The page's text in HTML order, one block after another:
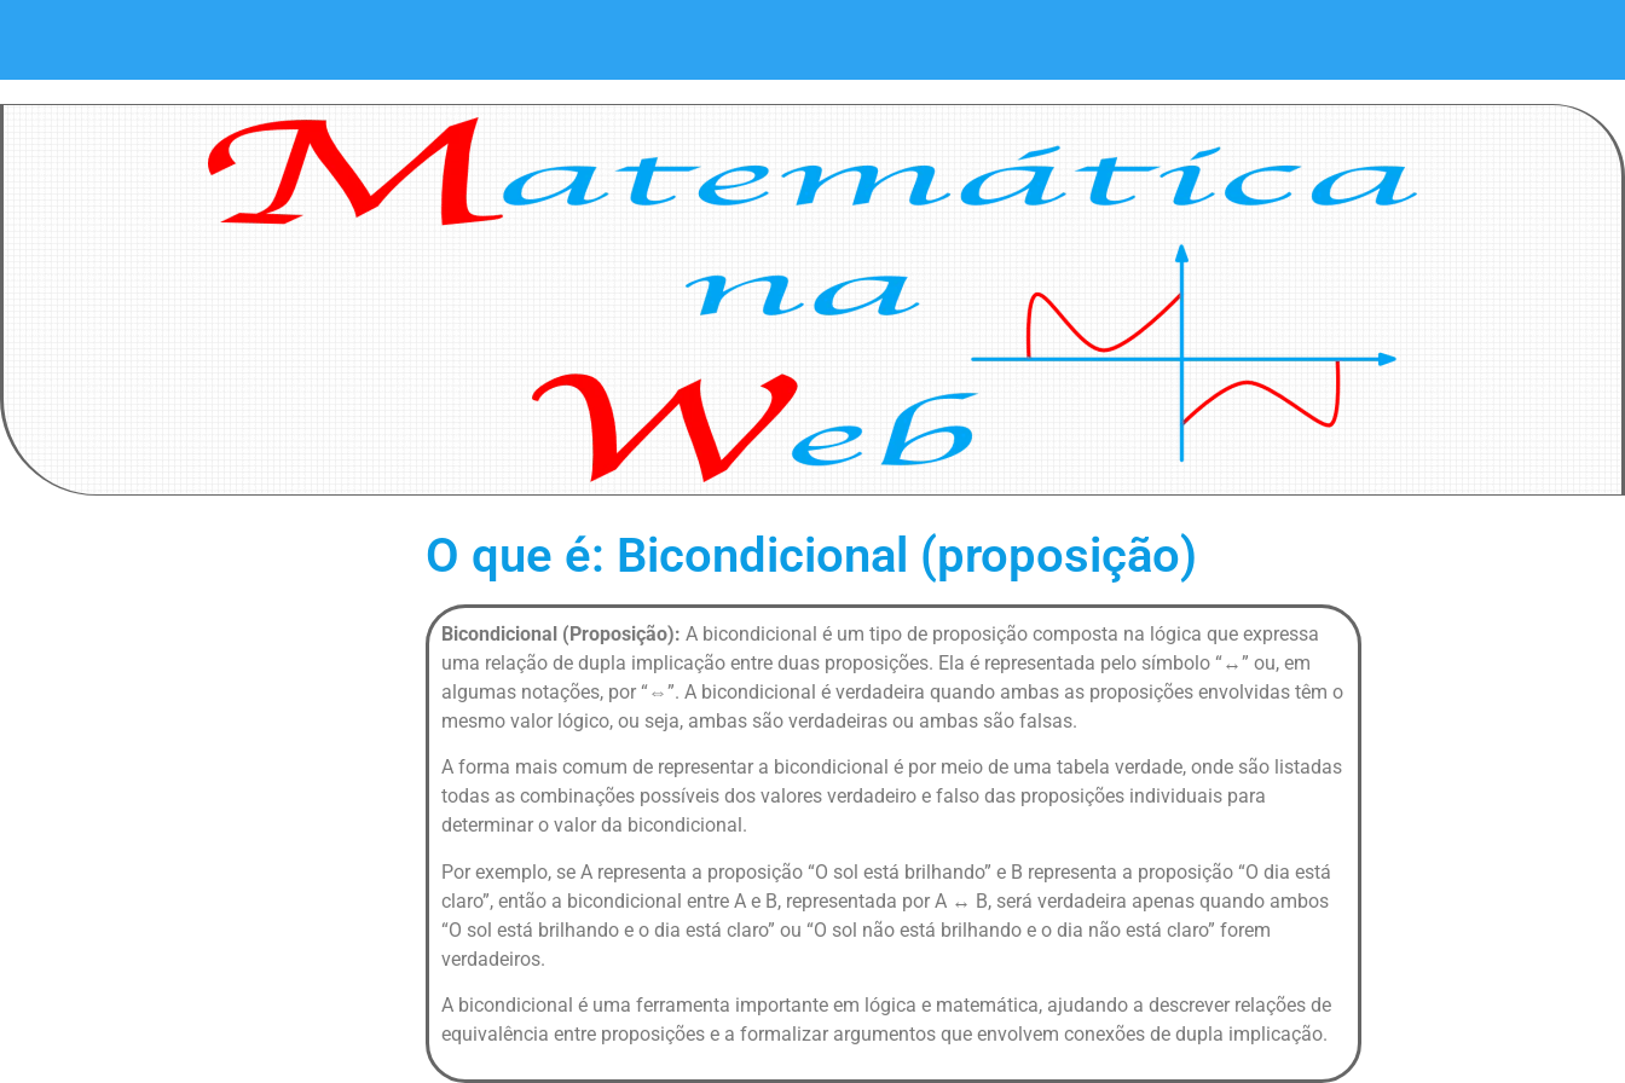
O que é: Bicondicional (proposição)
Bicondicional (Proposição): A bicondicional é um tipo de proposição composta na lógica que expressa
uma relação de dupla implicação entre duas proposições. Ela é representada pelo símbolo “↔” ou, em
algumas notações, por “⇔”. A bicondicional é verdadeira quando ambas as proposições envolvidas têm o
mesmo valor lógico, ou seja, ambas são verdadeiras ou ambas são falsas.
A forma mais comum de representar a bicondicional é por meio de uma tabela verdade, onde são listadas
todas as combinações possíveis dos valores verdadeiro e falso das proposições individuais para
determinar o valor da bicondicional.
Por exemplo, se A representa a proposição “O sol está brilhando” e B representa a proposição “O dia está
claro”, então a bicondicional entre A e B, representada por A ↔ B, será verdadeira apenas quando ambos
“O sol está brilhando e o dia está claro” ou “O sol não está brilhando e o dia não está claro” forem
verdadeiros.
A bicondicional é uma ferramenta importante em lógica e matemática, ajudando a descrever relações de
equivalência entre proposições e a formalizar argumentos que envolvem conexões de dupla implicação.